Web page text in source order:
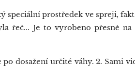
speciální prostředek ve spreji,
řeč... Je to vyrobeno přesně
dosažení určité váhy. 2. Sami